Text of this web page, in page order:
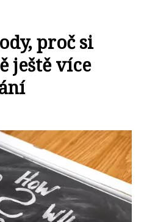
proč si
ještě více